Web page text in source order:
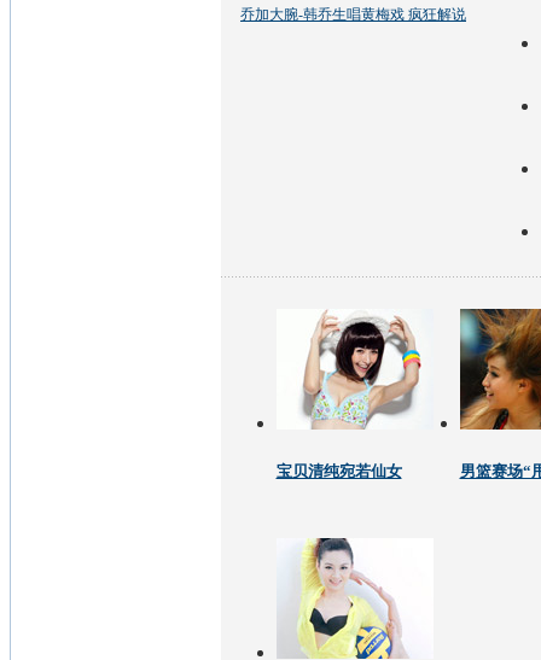
乔加大腕-韩乔生唱黄梅戏 疯狂解说
宝贝清纯宛若仙女 男篮赛场“